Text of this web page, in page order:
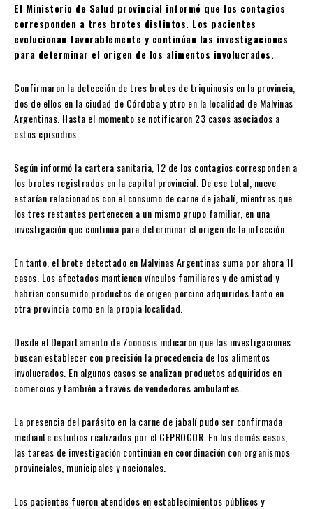
El Ministerio de Salud provincial informó que los contagios
corresponden a tres brotes distintos. Los pacientes
evolucionan favorablemente y continúan las investigaciones
para determinar el origen de los alimentos involucrados.
Confirmaron la detección de tres brotes de triquinosis en la provincia,
dos de ellos en la ciudad de Córdoba y otro en la localidad de Malvinas
Argentinas. Hasta el momento se notificaron 23 casos asociados a
estos episodios.
Según informó la cartera sanitaria, 12 de los contagios corresponden a
los brotes registrados en la capital provincial. De ese total, nueve
estarían relacionados con el consumo de carne de jabalí, mientras que
los tres restantes pertenecen a un mismo grupo familiar, en una
investigación que continúa para determinar el origen de la infección.
En tanto, el brote detectado en Malvinas Argentinas suma por ahora 11
casos. Los afectados mantienen vínculos familiares y de amistad y
habrían consumido productos de origen porcino adquiridos tanto en
otra provincia como en la propia localidad.
Desde el Departamento de Zoonosis indicaron que las investigaciones
buscan establecer con precisión la procedencia de los alimentos
involucrados. En algunos casos se analizan productos adquiridos en
comercios y también a través de vendedores ambulantes.
La presencia del parásito en la carne de jabalí pudo ser confirmada
mediante estudios realizados por el CEPROCOR. En los demás casos,
las tareas de investigación continúan en coordinación con organismos
provinciales, municipales y nacionales.
Los pacientes fueron atendidos en establecimientos públicos y